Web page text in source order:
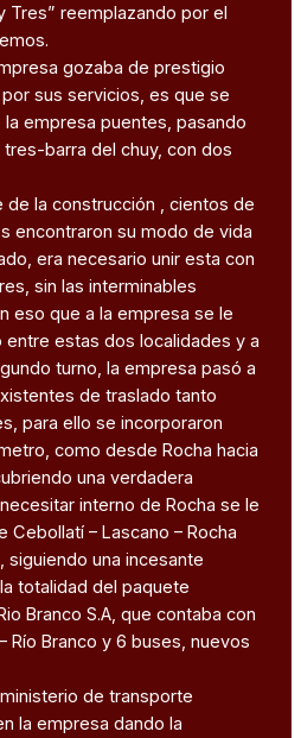
Tres” reemplazando por el
gozaba de prestigio
sus servicios, es que se
empresa puentes, pasando
barra del chuy, con dos
de la construcción , cientos de
encontraron su modo de vida
era necesario unir esta con
sin las interminables
eso que a la empresa se le
estas dos localidades y a
turno, la empresa pasó a
de traslado tanto
para ello se incorporaron
como desde Rocha hacia
una verdadera
interno de Rocha se le
Cebollatí – Lascano – Rocha
siguiendo una incesante
totalidad del paquete
Branco S.A, que contaba con
Río Branco y 6 buses, nuevos
de transporte
la empresa dando la